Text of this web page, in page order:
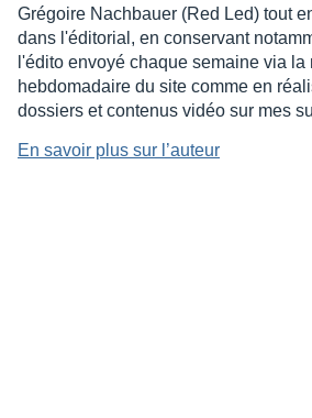
Grégoire Nachbauer (Red Led) tout
dans l'éditorial, en conservant
l'édito envoyé chaque semaine via la
hebdomadaire du site comme en
dossiers et contenus vidéo sur mes
En savoir plus sur l’auteur